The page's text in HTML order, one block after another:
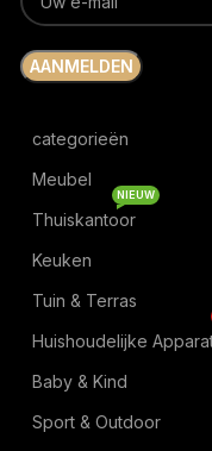
categorieën
Meubel
Thuiskantoor
NIEUW
Keuken
Tuin & Terras
Huishoudelijke
Baby & Kind
Sport & Outdoor